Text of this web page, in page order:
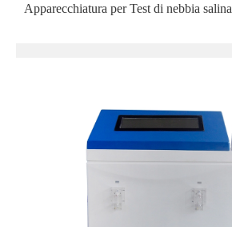
Apparecchiatura per Test di nebbia salina